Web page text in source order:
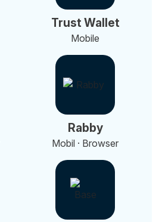
Trust Wallet
Mobile
Rabby
Mobil · Browser